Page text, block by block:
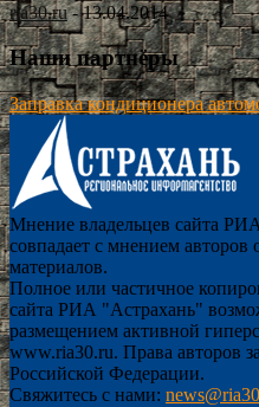
ria30.ru - 13.04.2014
Наши партнёры
Заправка кондиционера
Мнение владельцев сайта
совпадает с мнением авторов
материалов.
Полное или частичное
сайта РИА "Астрахань"
размещением активной
www.ria30.ru. Права авторов
Российской Федерации.
Свяжитесь с нами: